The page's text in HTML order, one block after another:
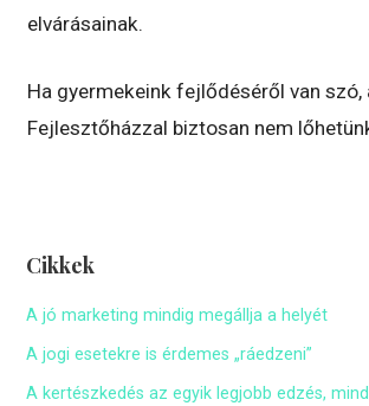
elvárásainak.
Ha gyermekeink fejlődéséről van szó,
Fejlesztőházzal biztosan nem
Cikkek
A jó marketing mindig megállja a helyét
A jogi esetekre is érdemes „ráedzeni”
A kertészkedés az egyik legjobb edzés,